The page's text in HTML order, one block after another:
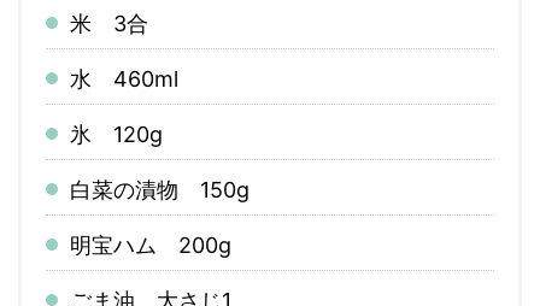
米 3合
水 460ml
氷 120g
白菜の漬物 150g
明宝ハム 200g
ごま油 大さじ1